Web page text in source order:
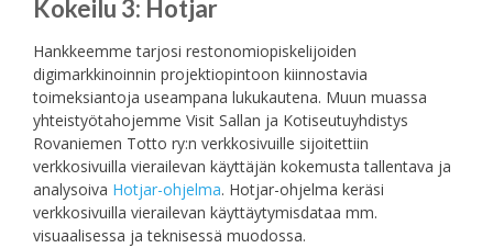
Kokeilu 3: Hotjar
Hankkeemme tarjosi restonomiopiskelijoiden
digimarkkinoinnin projektiopintoon kiinnostavia
toimeksiantoja useampana lukukautena. Muun muassa
yhteistyötahojemme Visit Sallan ja Kotiseutuyhdistys
Rovaniemen Totto ry:n verkkosivuille sijoitettiin
verkkosivuilla vierailevan käyttäjän kokemusta tallentava ja
analysoiva Hotjar-ohjelma. Hotjar-ohjelma keräsi
verkkosivuilla vierailevan käyttäytymisdataa mm.
visuaalisessa ja teknisessä muodossa.